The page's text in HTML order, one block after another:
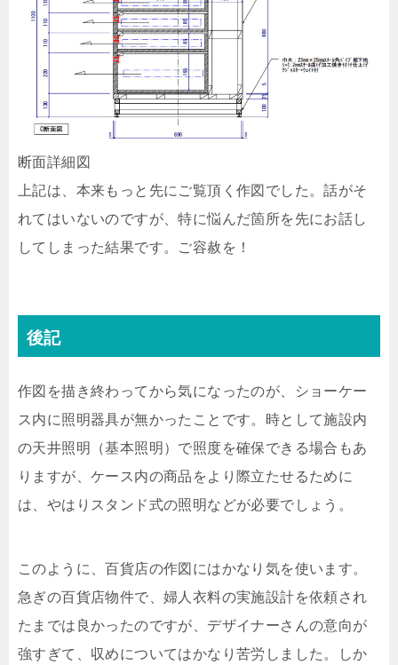
断面詳細図
上記は、本来もっと先にご覧頂く作図でした。話がそ
れてはいないのですが、特に悩んだ箇所を先にお話し
してしまった結果です。ご容赦を！
後記
作図を描き終わってから気になったのが、ショーケー
ス内に照明器具が無かったことです。時として施設内
の天井照明（基本照明）で照度を確保できる場合もあ
りますが、ケース内の商品をより際立たせるために
は、やはりスタンド式の照明などが必要でしょう。
このように、百貨店の作図にはかなり気を使います。
急ぎの百貨店物件で、婦人衣料の実施設計を依頼され
たまでは良かったのですが、デザイナーさんの意向が
強すぎて、収めについてはかなり苦労しました。しか